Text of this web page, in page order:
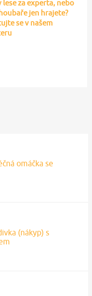
lese za experta, nebo
jen hrajete?
se v našem
omáčka se
(nákyp) s